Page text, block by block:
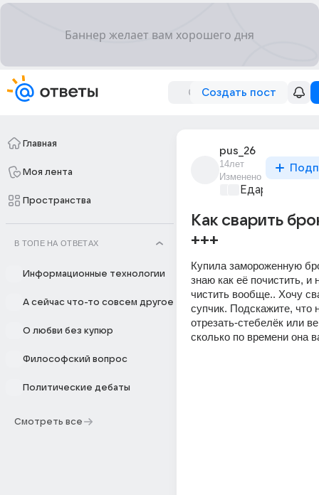
Создать пост
Главная
Моя лента
Пространства
В ТОПЕ НА ОТВЕТАХ
Информационные технологии
А сейчас что-то совсем другое
О любви без купюр
Философский вопрос
Политические дебаты
Смотреть все
pus_26
14лет
Изменено
Едариум
Как сварить
+++
Купила замороженную
знаю как её почистить, и
чистить вообще.. Хочу
супчик. Подскажите, что
отрезать-стебелёк или
сколько по времени она